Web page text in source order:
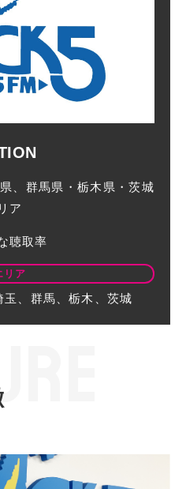
、群馬県・栃木県・茨城
ア
聴取率
リア
、群馬、栃木、茨城